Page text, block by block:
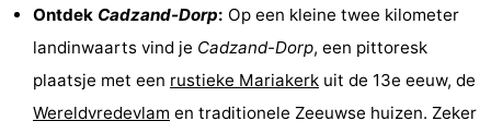
Ontdek Cadzand-Dorp: Op een kleine twee kilometer
landinwaarts vind je Cadzand-Dorp, een pittoresk
plaatsje met een rustieke Mariakerk uit de 13e eeuw, de
Wereldvredevlam en traditionele Zeeuwse huizen. Zeker